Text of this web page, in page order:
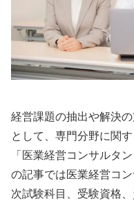
経営課題の抽出や解決
として、専門分野に関
「医業経営コンサルタ
の記事では医業経営コ
次試験科目、受験資格